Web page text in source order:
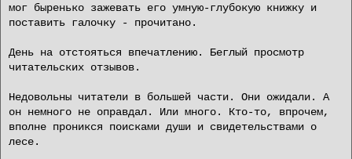
мог быренько зажевать его умную-глубокую книжку и
поставить галочку - прочитано.
День на отстояться впечатлению. Беглый просмотр
читательских отзывов.
Недовольны читатели в большей части. Они ожидали. А
он немного не оправдал. Или много. Кто-то, впрочем,
вполне проникся поисками души и свидетельствами о
лесе.